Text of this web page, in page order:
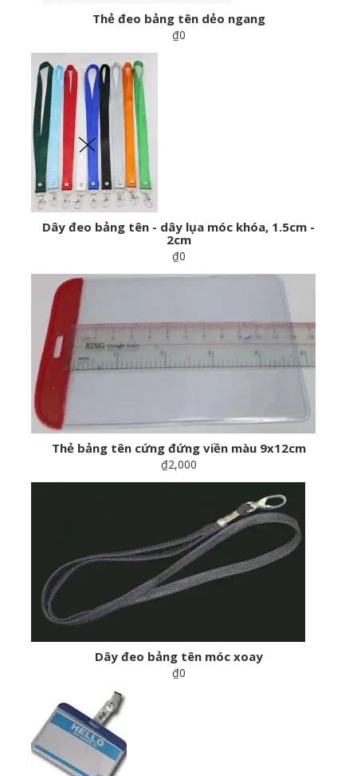
Thẻ đeo bảng tên dẻo ngang
₫0
Dây đeo bảng tên - dây lụa móc khóa, 1.5cm -
2cm
₫0
Thẻ bảng tên cứng đứng viền màu 9x12cm
₫2,000
Dây đeo bảng tên móc xoay
₫0